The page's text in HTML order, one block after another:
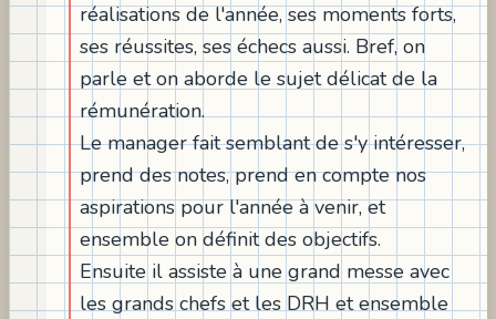
réalisations de l'année, ses moments forts,
ses réussites, ses échecs aussi. Bref, on
parle et on aborde le sujet délicat de la
rémunération.
Le manager fait semblant de s'y intéresser,
prend des notes, prend en compte nos
aspirations pour l'année à venir, et
ensemble on définit des objectifs.
Ensuite il assiste à une grand messe avec
les grands chefs et les DRH et ensemble